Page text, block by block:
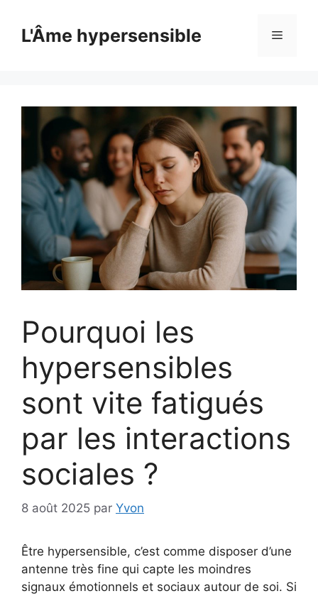
contenuL'Âme hypersensible Menu
Pourquoi les
hypersensibles
sont vite fatigués
par les interactions
sociales ?
8 août 2025 par Yvon
Être hypersensible, c’est comme disposer d’une
antenne très fine qui capte les moindres
signaux émotionnels et sociaux autour de soi. Si